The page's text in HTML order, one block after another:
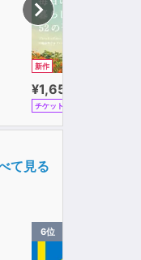
新作
¥1,650
チケット
て見る
6位